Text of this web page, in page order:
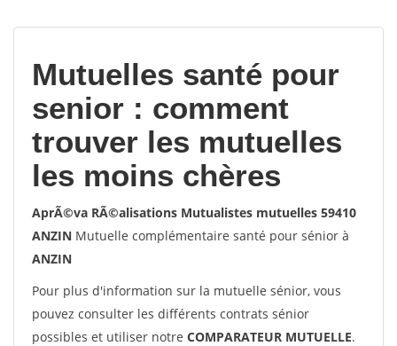
Mutuelles santé pour
senior : comment
trouver les mutuelles
les moins chères
AprÃ©va RÃ©alisations Mutualistes mutuelles 59410
ANZIN Mutuelle complémentaire santé pour sénior à
ANZIN
Pour plus d'information sur la mutuelle sénior, vous
pouvez consulter les différents contrats sénior
possibles et utiliser notre COMPARATEUR MUTUELLE.